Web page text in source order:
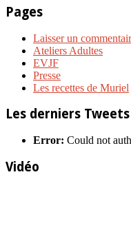
Pages
Laisser un
Ateliers Adultes
EVJF
Presse
Les recettes de Muriel
Les derniers Tweets
Error: Could not
Vidéo